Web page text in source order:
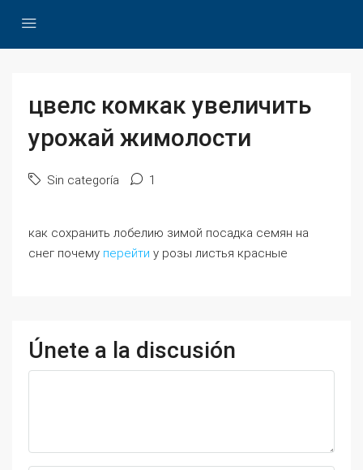
цвелс комкак увеличить
урожай жимолости
Sin categoría 1
как сохранить лобелию зимой посадка семян на
снег почему перейти у розы листья красные
Únete a la discusión